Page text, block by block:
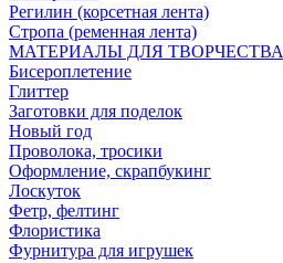
Регилин (корсетная лента)
Стропа (ременная лента)
МАТЕРИАЛЫ ДЛЯ ТВОРЧЕСТВА
Бисероплетение
Глиттер
Заготовки для поделок
Новый год
Проволока, тросики
Оформление, скрапбукинг
Лоскуток
Фетр, фелтинг
Флористика
Фурнитура для игрушек